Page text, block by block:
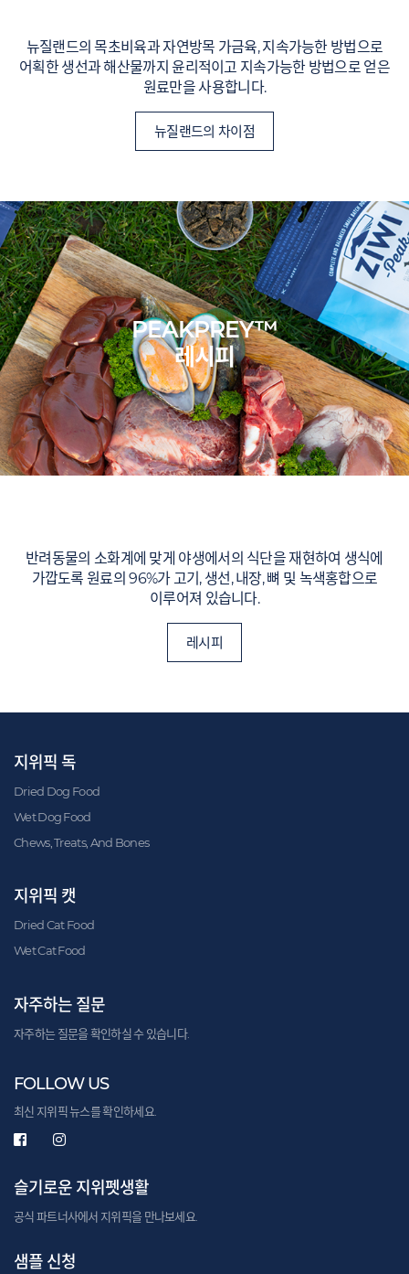
뉴질랜드의 목초비육과 자연방목 가금육, 지속가능한 방법으로
어획한 생선과 해산물까지 윤리적이고 지속가능한 방법으로 얻은
원료만을 사용합니다.
뉴질랜드의 차이점
PEAKPREY™
레시피
반려동물의 소화계에 맞게 야생에서의 식단을 재현하여 생식에
가깝도록 원료의 96%가 고기, 생선, 내장, 뼈 및 녹색홍합으로
이루어져 있습니다.
레시피
지위픽 독
Dried Dog Food
Wet Dog Food
Chews, Treats, And Bones
지위픽 캣
Dried Cat Food
Wet Cat Food
자주하는 질문
자주하는 질문을 확인하실 수 있습니다.
FOLLOW US
최신 지위픽 뉴스를 확인하세요.
슬기로운 지위펫생활
공식 파트너사에서 지위픽을 만나보세요.
샘플 신청